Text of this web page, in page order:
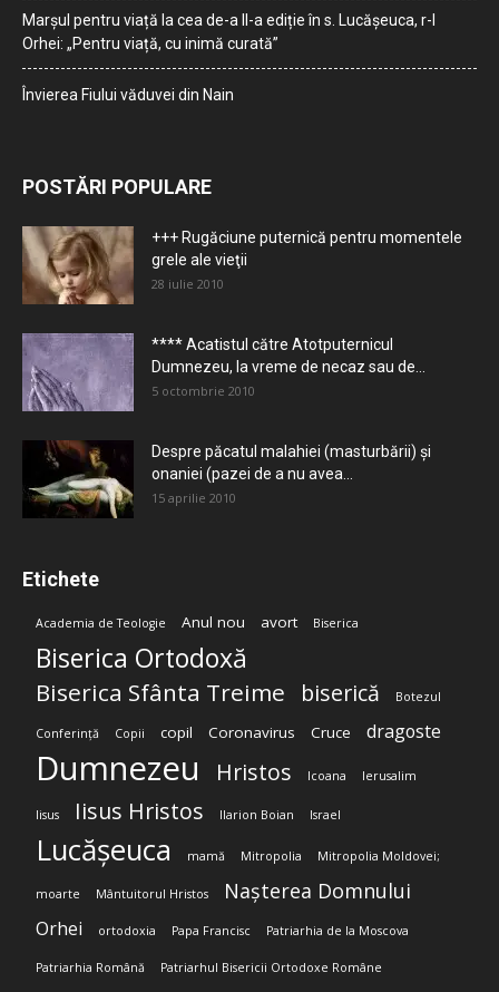
Marșul pentru viață la cea de-a II-a ediție în s. Lucășeuca, r-l
Orhei: „Pentru viață, cu inimă curată”
Învierea Fiului văduvei din Nain
POSTĂRI POPULARE
+++ Rugăciune puternică pentru momentele
grele ale vieţii
28 iulie 2010
**** Acatistul către Atotputernicul
Dumnezeu, la vreme de necaz sau de...
5 octombrie 2010
Despre păcatul malahiei (masturbării) şi
onaniei (pazei de a nu avea...
15 aprilie 2010
Etichete
Academia de Teologie Anul nou avort Biserica
Biserica Ortodoxă
Biserica Sfânta Treime biserică Botezul
Conferință Copii copil Coronavirus Cruce dragoste
Dumnezeu Hristos Icoana Ierusalim
Iisus Iisus Hristos Ilarion Boian Israel
Lucășeuca mamă Mitropolia Mitropolia Moldovei;
moarte Mântuitorul Hristos Nașterea Domnului
Orhei ortodoxia Papa Francisc Patriarhia de la Moscova
Patriarhia Română Patriarhul Bisericii Ortodoxe Române